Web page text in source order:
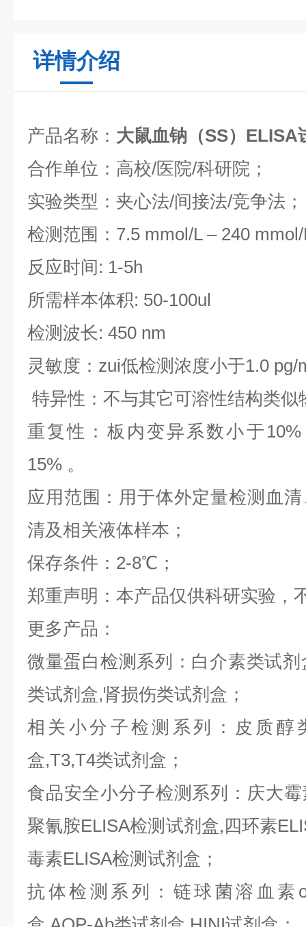
详情介绍
产品名称： 大鼠血钠（SS）ELISA
合作单位：高校/医院/科研院；
实验类型：夹心法/间接法/竞争法；
检测范围：7.5 mmol/L – 240
反应时间: 1-5h
所需样本体积: 50-100ul
检测波长: 450 nm
灵敏度：zui低检测浓度小于1.0 pg/
特异性：不与其它可溶性结构类似
重复性：板内变异系数小于
15% 。
应用范围：用于体外定量检测血
清及相关液体样本；
保存条件：2-8℃；
郑重声明：本产品仅供科研实验，
更多产品：
微量蛋白检测系列：白介素类试
类试剂盒,肾损伤类试剂盒；
相关小分子检测系列：皮质醇
盒,T3,T4类试剂盒；
食品安全小分子检测系列：庆大
聚氰胺ELISA检测试剂盒,四环素
毒素ELISA检测试剂盒；
抗体检测系列：链球菌溶血素